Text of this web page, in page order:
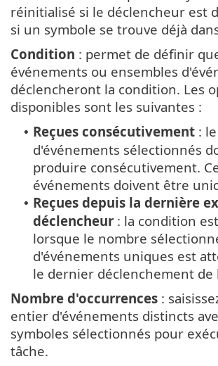
réinitialisé si le déclencheur est
si un symbole se trouve déjà
Condition : permet de définir
événements ou ensembles
déclencheront la condition. Les
disponibles sont les suivantes :
• Reçues consécutivement :
d'événements sélectionnés
produire consécutivement.
événements doivent être
• Reçues depuis la dernière
déclencheur : la condition
lorsque le nombre
d'événements uniques est
le dernier déclenchement de
Nombre d'occurrences :
entier d'événements distincts
symboles sélectionnés pour
tâche.